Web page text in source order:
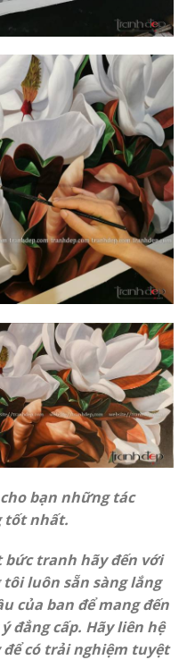
bạn những tác
tốt nhất.
tranh hãy đến với
tôi luôn sẵn sàng lắng
của ban để mang đến
đẳng cấp. Hãy liên hệ
có trải nghiệm tuyệt